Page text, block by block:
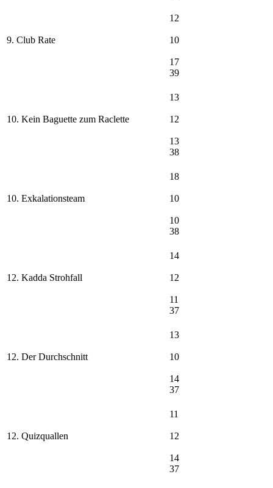
9. Club Rate
12
10
17
39
10. Kein Baguette zum Raclette
13
12
13
38
10. Exkalationsteam
18
10
10
38
12. Kadda Strohfall
14
12
11
37
12. Der Durchschnitt
13
10
14
37
12. Quizquallen
11
12
14
37